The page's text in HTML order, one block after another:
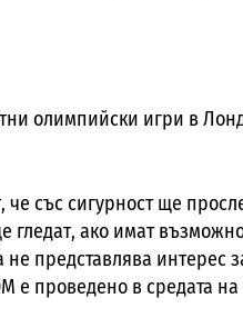
олимпийски игри в
със сигурност ще
ако имат
представлява интерес
е проведено в средата